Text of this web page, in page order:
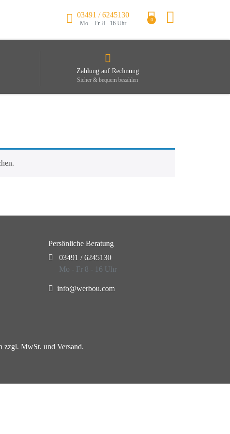
03491 / 6245130
Mo. - Fr. 8 - 16 Uhr
0
Zahlung auf Rechnung
Sicher & bequem bezahlen
Persönliche Beratung
03491 / 6245130
Mo - Fr 8 - 16 Uhr
info@werbou.com
zzgl. MwSt. und Versand.